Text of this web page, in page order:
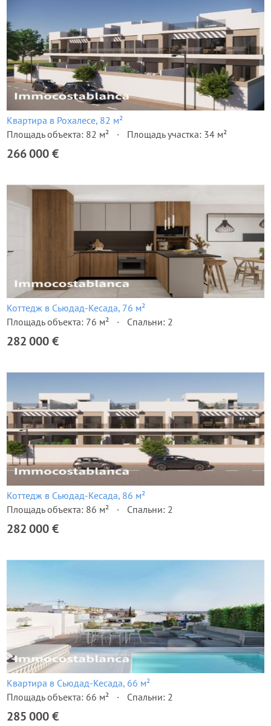
Квартира в Рохалесе, 82 м²
Площадь объекта: 82 м²
Площадь участка: 34 м²
266 000 €
Коттедж в Сьюдад-Кесада, 76 м²
Площадь объекта: 76 м²
Спальни: 2
282 000 €
Коттедж в Сьюдад-Кесада, 86 м²
Площадь объекта: 86 м²
Спальни: 2
282 000 €
Квартира в Сьюдад-Кесада, 66 м²
Площадь объекта: 66 м²
Спальни: 2
285 000 €